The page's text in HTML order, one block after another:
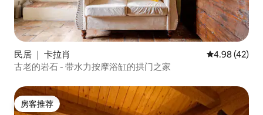
民居 ｜ 卡拉肖 平均评分
4.98 (42)
古老的岩石 - 带水力按摩浴缸的拱门之家
房客推荐
房客推荐